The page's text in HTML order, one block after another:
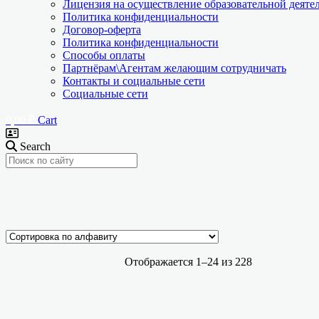
Лицензия на осуществление образовательной
Политика конфиденциальности
Договор-оферта
Политика конфиденциальности
Способы оплаты
Партнёрам\Агентам желающим сотрудничать
Контакты и социальные сети
Социальные сети
Cart
Search
доставки (только скан, занесённый в ФРДО)
Отображается 1–24 из 228